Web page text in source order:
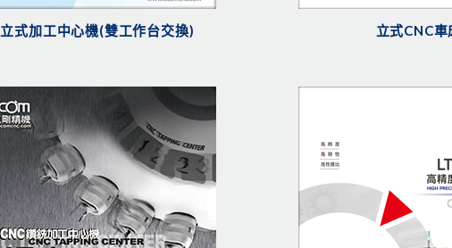
立式加工中心機(雙工作台交換) 立式CNC車